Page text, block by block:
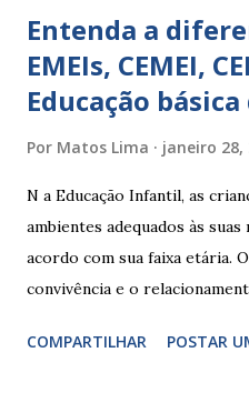
Entenda a
EMEIs, CEMEI,
Educação básica
Por Matos Lima janeiro 28,
N a Educação Infantil, as
ambientes adequados às
acordo com sua faixa etária.
convivência e o
garantir o direito das
COMPARTILHAR POSTAR